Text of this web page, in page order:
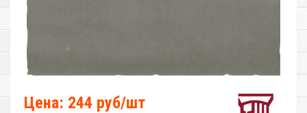
Цена: 244 руб/шт